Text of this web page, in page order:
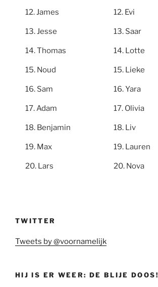
James
Jesse
Thomas
Noud
Sam
Adam
Benjamin
Max
Lars
Evi
Saar
Lotte
Lieke
Yara
Olivia
Liv
Lauren
Nova
TWITTER
Tweets by @voornamelijk
HIJ IS ER WEER: DE BLIJE DOOS!